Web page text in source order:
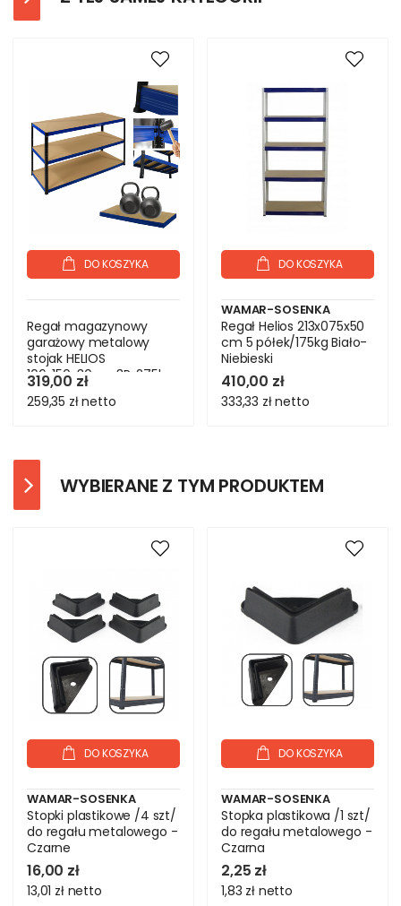
DO KOSZYKA
Regał magazynowy
garażowy metalowy
stojak HELIOS
106x150x30cm 3Px275kg
PL
319,00 zł
259,35 złnetto
DO KOSZYKA
WAMAR-SOSENKA
Regał Helios 213x075x50
cm 5 półek/175kg Biało-
Niebieski
410,00 zł
333,33 złnetto
WYBIERANE Z TYM PRODUKTEM
DO KOSZYKA
WAMAR-SOSENKA
Stopki plastikowe /4 szt/
do regału metalowego -
Czarne
16,00 zł
13,01 zł netto
DO KOSZYKA
WAMAR-SOSENKA
Stopka plastikowa /1 szt/
do regału metalowego -
Czarna
2,25 zł
1,83 zł netto